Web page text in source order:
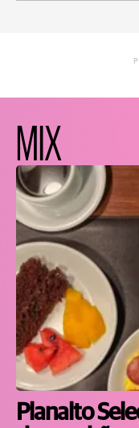
MIX
Planalto